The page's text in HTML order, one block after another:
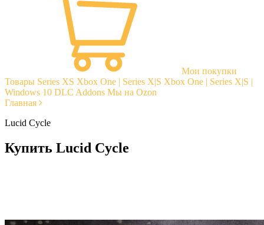
Мои покупки
Товары Series XS Xbox One | Series X|S Xbox One | Series X|S |
Windows 10 DLC Addons Мы на Ozon
Главная
Lucid Cycle
Купить Lucid Cycle